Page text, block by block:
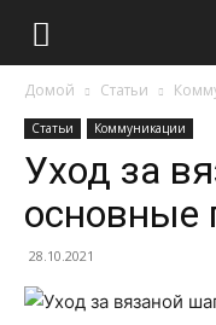
Домой Статьи
Статьи Коммуникации
Уход за
основные
28.10.2021